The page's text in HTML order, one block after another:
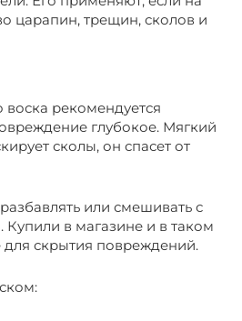
царапин, трещин, сколов и
рекомендуется
глубокое. Мягкий
сколы, он спасет от
или смешивать с
в магазине и в таком
скрытия повреждений.